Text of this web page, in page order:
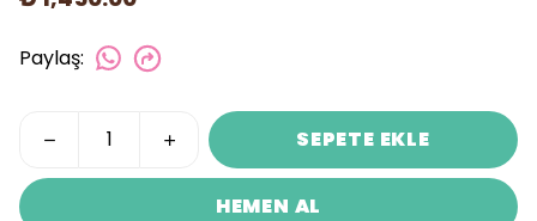
Paylaş:
SEPETE EKLE
HEMEN AL